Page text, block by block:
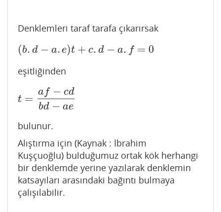
Denklemleri taraf tarafa çıkarırsak
(b. d − a. e)t + c. d − a. f = 0
(b.d −a.e)t+c. d− a.f =0
eşitliğinden
t =
af − cd
bd − ae
t =af −cdbd−ae
bulunur.
Alıştırma için (Kaynak : İbrahim
Kuşçuoğlu) bulduğumuz ortak kök herhangi
bir denklemde yerine yazılarak denklemin
katsayıları arasındaki bağıntı bulmaya
çalışılabilir.